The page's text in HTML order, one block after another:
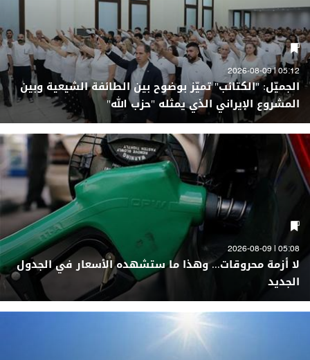
05:12 | 2026-08-09
الجميّل: "الكتائب" تميّز بوضوح بين الطائفة الشيعية وبين
المشروع الإيراني الذي يمثله "حزب الله"
05:08 | 2026-08-09
لا أزمة محروقات... وهذا ما ستشهده الأسعار في الجدول
الجديد